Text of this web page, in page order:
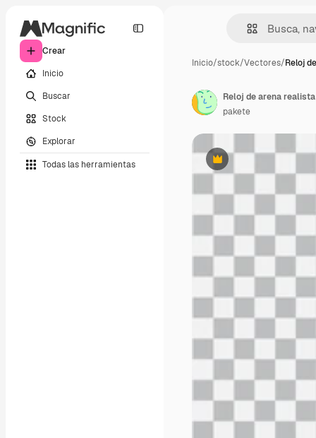
Crear
Inicio
Buscar
Stock
Explorar
Todas las herramientas
Inicio/stock/Vectores/Reloj
Premium
Reloj de arena realista
pakete